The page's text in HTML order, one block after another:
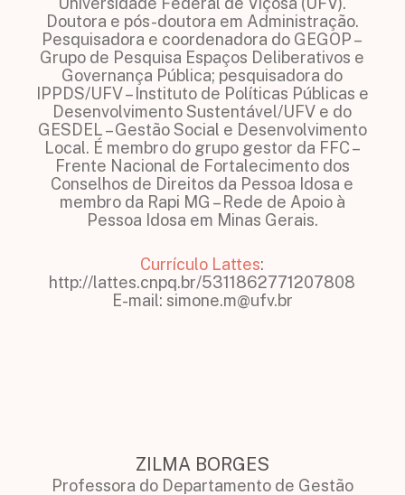
Doutora e pós-doutora em Administração.
Pesquisadora e coordenadora do GEGOP –
Grupo de Pesquisa Espaços Deliberativos e
Governança Pública; pesquisadora do
IPPDS/UFV – Instituto de Políticas Públicas e
Desenvolvimento Sustentável/UFV e do
GESDEL – Gestão Social e Desenvolvimento
Local. É membro do grupo gestor da FFC –
Frente Nacional de Fortalecimento dos
Conselhos de Direitos da Pessoa Idosa e
membro da Rapi MG – Rede de Apoio à
Pessoa Idosa em Minas Gerais.
Currículo Lattes:
http://lattes.cnpq.br/5311862771207808
E-mail: simone.m@ufv.br
ZILMA BORGES
Professora do Departamento de Gestão